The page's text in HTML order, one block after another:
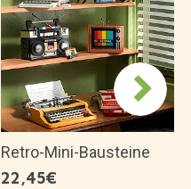
Retro-Mini-Bausteine
22,45€